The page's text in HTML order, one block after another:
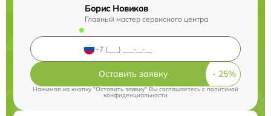
Борис Новиков
Главный мастер сервисного центра
Оставить заявку
Нажимая на кнопку "Оставить заявку" Вы соглашаетесь cполитикой
конфиденциальности